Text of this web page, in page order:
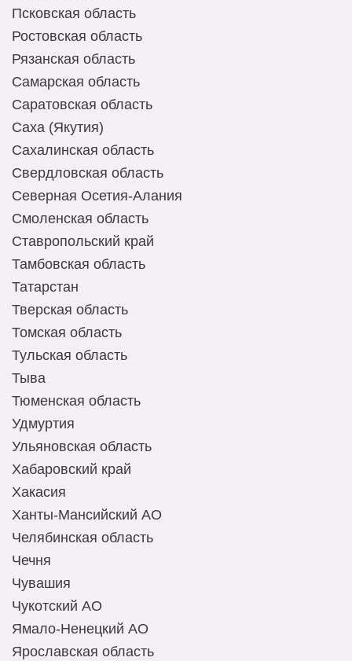
Псковская область
Ростовская область
Рязанская область
Самарская область
Саратовская область
Саха (Якутия)
Сахалинская область
Свердловская область
Северная Осетия-Алания
Смоленская область
Ставропольский край
Тамбовская область
Татарстан
Тверская область
Томская область
Тульская область
Тыва
Тюменская область
Удмуртия
Ульяновская область
Хабаровский край
Хакасия
Ханты-Мансийский АО
Челябинская область
Чечня
Чувашия
Чукотский АО
Ямало-Ненецкий АО
Ярославская область